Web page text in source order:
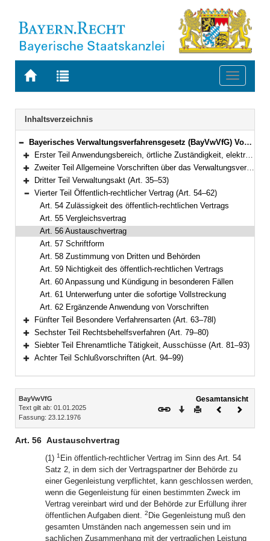
Zur
BAYERN.RECHT
Zur
letzten
Suche
Toggle
Navigation
Inhaltsverzeichnis
Bereich reduzieren
Bayerisches Verwaltungsverfahrensgesetz (BayVwVfG) Vom 23. Dezember 1976 (BayRS II S. 213) BayRS 2010-1-I (Art. 1–99)
Bereich erweitern
Erster Teil Anwendungsbereich, örtliche Zuständigkeit, elektronische Kommunikation, Amtshilfe, europäische Verwaltungszusammenarbeit (Art. 1–8e)
Bereich erweitern
Zweiter Teil Allgemeine Vorschriften über das Verwaltungsverfahren (Art. 9–34)
Bereich erweitern
Dritter Teil Verwaltungsakt (Art. 35–53)
Bereich reduzieren
Vierter Teil Öffentlich-rechtlicher Vertrag (Art. 54–62)
Art. 54 Zulässigkeit des öffentlich-rechtlichen Vertrags
Art. 55 Vergleichsvertrag
Art. 56 Austauschvertrag
Art. 57 Schriftform
Art. 58 Zustimmung von Dritten und Behörden
Art. 59 Nichtigkeit des öffentlich-rechtlichen Vertrags
Art. 60 Anpassung und Kündigung in besonderen Fällen
Art. 61 Unterwerfung unter die sofortige Vollstreckung
Art. 62 Ergänzende Anwendung von Vorschriften
Bereich erweitern
Fünfter Teil Besondere Verfahrensarten (Art. 63–78l)
Bereich erweitern
Sechster Teil Rechtsbehelfsverfahren (Art. 79–80)
Bereich erweitern
Siebter Teil Ehrenamtliche Tätigkeit, Ausschüsse (Art. 81–93)
Achter Teil Schlußvorschriften (Art. 94–99)
Inhalt
BayVwVfG
Text gilt ab: 01.01.2025
Fassung: 23.12.1976
Gesamtansicht
Download
DruckenVorheriges
Art. 56 Austauschvertrag
(1) 1 Ein öffentlich-rechtlicher Vertrag im Sinn des Art. 54
Satz 2, in dem sich der Vertragspartner der Behörde zu
einer Gegenleistung verpflichtet, kann geschlossen werden,
wenn die Gegenleistung für einen bestimmten Zweck im
Vertrag vereinbart wird und der Behörde zur Erfüllung ihrer
öffentlichen Aufgaben dient. 2 Die Gegenleistung muß den
gesamten Umständen nach angemessen sein und im
sachlichen Zusammenhang mit der vertraglichen Leistung